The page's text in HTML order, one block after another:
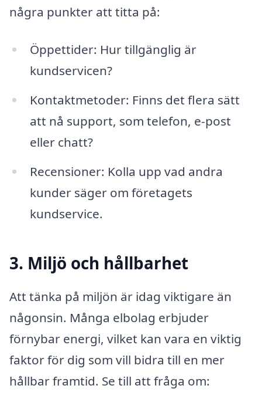
några punkter att titta på:
Öppettider: Hur tillgänglig är
kundservicen?
Kontaktmetoder: Finns det flera sätt
att nå support, som telefon, e-post
eller chatt?
Recensioner: Kolla upp vad andra
kunder säger om företagets
kundservice.
3. Miljö och hållbarhet
Att tänka på miljön är idag viktigare än
någonsin. Många elbolag erbjuder
förnybar energi, vilket kan vara en viktig
faktor för dig som vill bidra till en mer
hållbar framtid. Se till att fråga om: